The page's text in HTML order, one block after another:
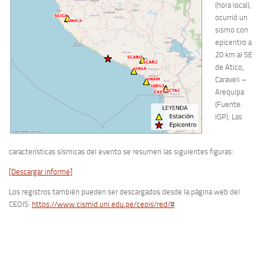
(hora local),
ocurrió un
sismo con
epicentro a
20 km al SE
de Atico,
Caraveli –
Arequipa
(Fuente:
IGP). Las
características sísmicas del evento se resumen las siguientes figuras:
[Descargar informe]
Los registros también pueden ser descargados desde la página web del
CEOIS: https://www.cismid.uni.edu.pe/ceois/red/#